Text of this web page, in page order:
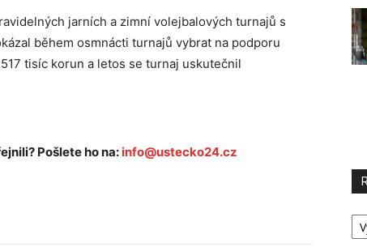
jarních a zimní volejbalových turnajů s
během osmnácti turnajů vybrat na podporu
tisíc korun a letos se turnaj uskutečnil
Pošlete ho na: info@ustecko24.cz